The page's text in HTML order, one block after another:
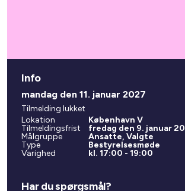
Info
mandag den 11. januar 2027
Tilmelding lukket
Lokation
København V
Tilmeldingsfrist
fredag den 9. januar
Målgruppe
Ansatte, Valgte
Type
Bestyrelsesmøde
Varighed
kl. 17:00 - 19:00
Har du spørgsmål?